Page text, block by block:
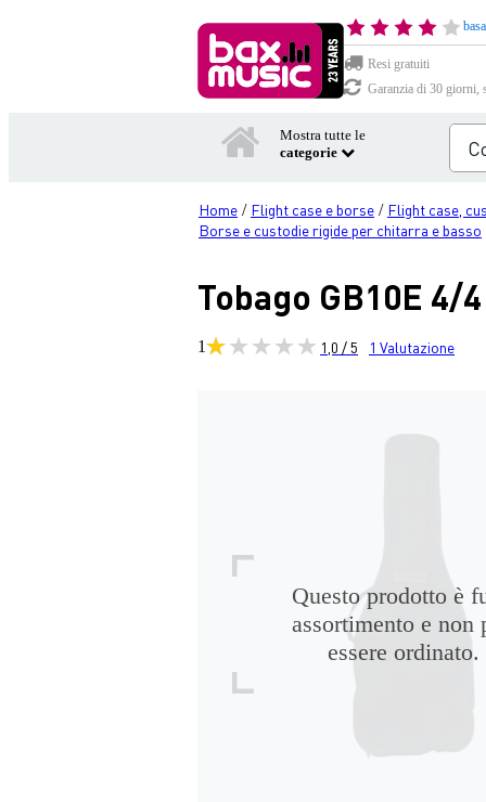
Resi gratuiti
Garanzia di 30 giorni,
Mostra tutte le
categorie
Home / Flight case e borse / Flight case,
Borse e custodie rigide per chitarra e basso
Tobago GB10E 4/
1 1,0 / 5 1 Valutazione
Questo prodotto è
assortimento e non
essere ordinato.